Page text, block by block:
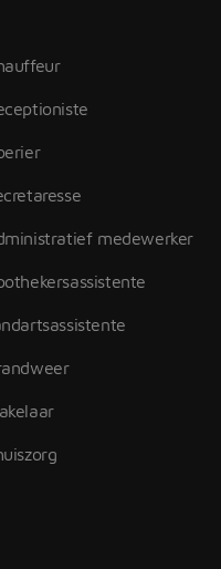
medewerker